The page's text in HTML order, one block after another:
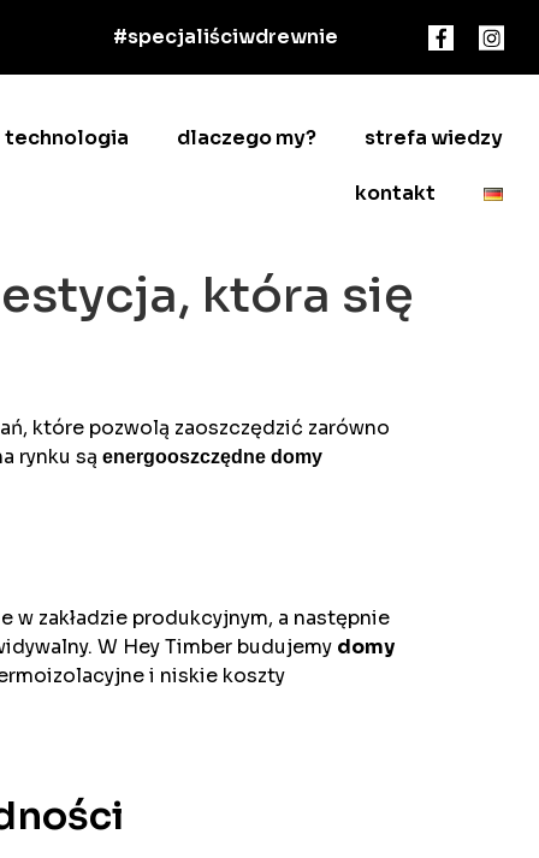
#specjaliściwdrewnie
technologia dlaczego my? strefa wiedzy
kontakt
która się
które pozwolą zaoszczędzić zarówno
rynku są energooszczędne domy
zakładzie produkcyjnym, a następnie
W Hey Timber budujemy domy
i niskie koszty